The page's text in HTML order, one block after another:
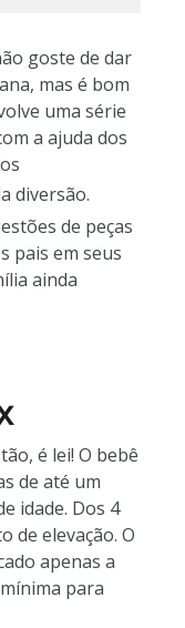
goste de dar
mas é bom
uma série
a ajuda dos
diversão.
de peças
pais em seus
ainda
é lei! O bebê
de até um
idade. Dos 4
de elevação. O
apenas a
para